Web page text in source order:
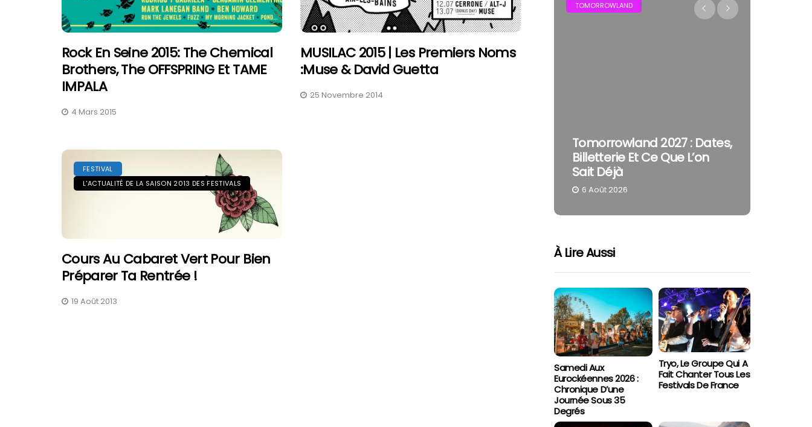
Rock En Seine 2015: The Chemical
Brothers, The OFFSPRING Et TAME
IMPALA
4 Mars 2015
MUSILAC 2015 | Les Premiers Noms
:Muse & David Guetta
25 Novembre 2014
FESTIVAL
L'ACTUALITÉ DE LA SAISON 2013 DES FESTIVALS
Cours Au Cabaret Vert Pour Bien
Préparer Ta Rentrée !
19 Août 2013
FOIRE AUX VINS D'ALSACE DE COLMAR - FAVCOLMAR TOMORROWLAND
Tomorrowland 2027 : Dates,
Billetterie Et Ce Que L’on
Sait Déjà
6 Août 2026
À Lire Aussi
Samedi Aux
Eurockéennes 2026 :
Chronique D’une
Journée Sous 35
Degrés
Tryo, Le Groupe Qui A
Fait Chanter Tous Les
Festivals De France